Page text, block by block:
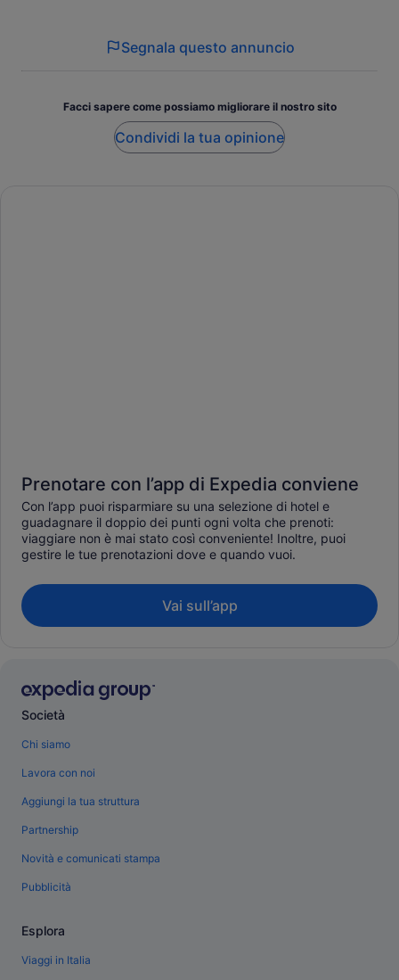
Segnala questo annuncio
Facci sapere come possiamo migliorare il nostro sito
Condividi la tua opinione
Prenotare con l’app di Expedia conviene
Con l’app puoi risparmiare su una selezione di hotel e
guadagnare il doppio dei punti ogni volta che prenoti:
viaggiare non è mai stato così conveniente! Inoltre, puoi
gestire le tue prenotazioni dove e quando vuoi.
Vai sull’app
Società
Chi siamo
Lavora con noi
Aggiungi la tua struttura
Partnership
Novità e comunicati stampa
Pubblicità
Esplora
Viaggi in Italia